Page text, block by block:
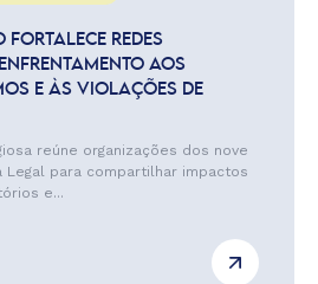
FORTALECE REDES
AOS
E ÀS VIOLAÇÕES DE
reúne organizações dos nove
Legal para compartilhar impactos
e...